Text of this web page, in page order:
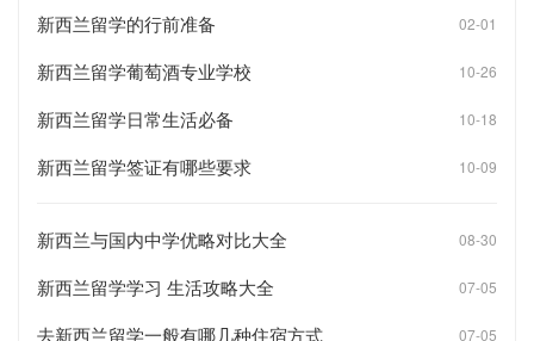
新西兰留学的行前准备 02-01
新西兰留学葡萄酒专业学校 10-26
新西兰留学日常生活必备 10-18
新西兰留学签证有哪些要求 10-09
新西兰与国内中学优略对比大全 08-30
新西兰留学学习 生活攻略大全 07-05
去新西兰留学一般有哪几种住宿方式 07-05